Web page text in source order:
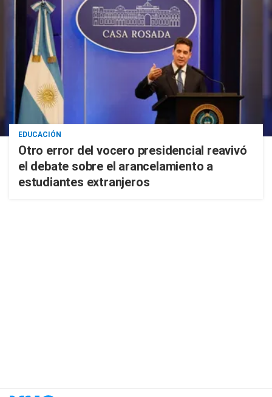
EDUCACIÓN
Otro error del vocero presidencial reavivó
el debate sobre el arancelamiento a
estudiantes extranjeros